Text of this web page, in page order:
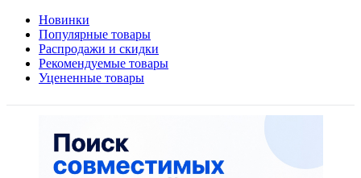
Новинки
Популярные товары
Распродажи и скидки
Рекомендуемые товары
Уцененные товары